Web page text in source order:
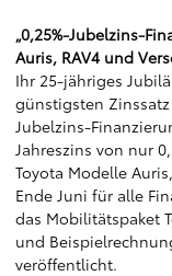
„0,25%-Jubelzins-
Auris, RAV4 und
Ihr 25-jähriges
günstigsten
Jubelzins-
Jahreszins von nur
Toyota Modelle
Ende Juni für alle
das Mobilitätspaket
und
veröffentlicht.